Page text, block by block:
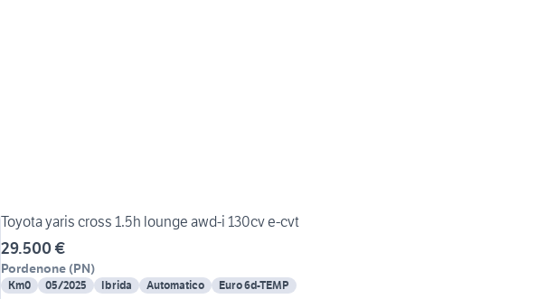
Toyota yaris cross 1.5h lounge awd-i 130cv e-cvt
29.500 €
Pordenone (PN)
Km0 05/2025 Ibrida Automatico Euro 6d-TEMP